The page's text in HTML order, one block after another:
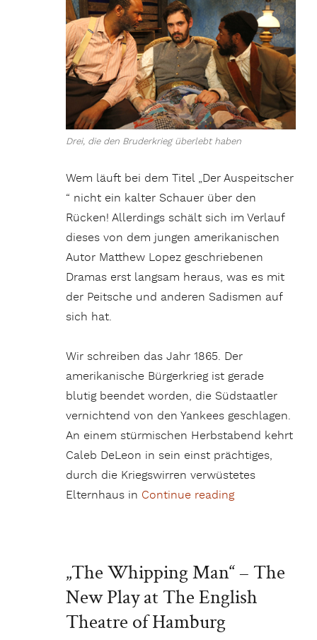
Drei, die den Bruderkrieg überlebt haben
Wem läuft bei dem Titel „Der Auspeitscher
“ nicht ein kalter Schauer über den
Rücken! Allerdings schält sich im Verlauf
dieses von dem jungen amerikanischen
Autor Matthew Lopez geschriebenen
Dramas erst langsam heraus, was es mit
der Peitsche und anderen Sadismen auf
sich hat.
Wir schreiben das Jahr 1865. Der
amerikanische Bürgerkrieg ist gerade
blutig beendet worden, die Südstaatler
vernichtend von den Yankees geschlagen.
An einem stürmischen Herbstabend kehrt
Caleb DeLeon in sein einst prächtiges,
durch die Kriegswirren verwüstetes
Elternhaus in Continue reading„„The
„The Whipping Man“ – The
New Play at The English
Theatre of Hamburg